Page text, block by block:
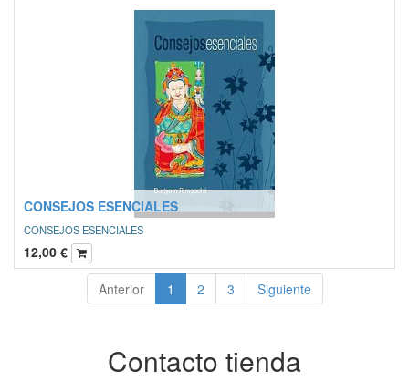
CONSEJOS ESENCIALES
CONSEJOS ESENCIALES
12,00 €
Anterior 1 2 3 Siguiente
Contacto tienda